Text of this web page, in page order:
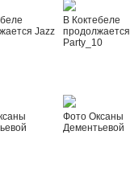
Jazz
В Коктебеле
Party_10
Фото Оксаны
Дементьевой